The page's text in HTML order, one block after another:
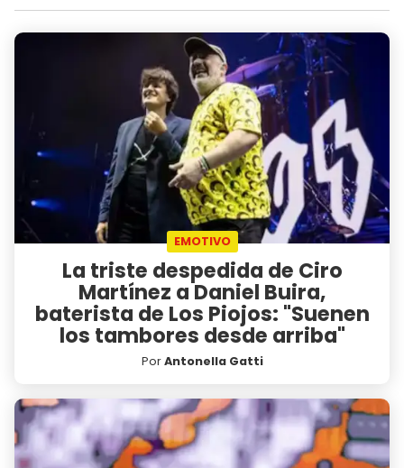
EMOTIVO
La triste despedida de Ciro
Martínez a Daniel Buira,
baterista de Los Piojos: "Suenen
los tambores desde arriba"
PorAntonella Gatti